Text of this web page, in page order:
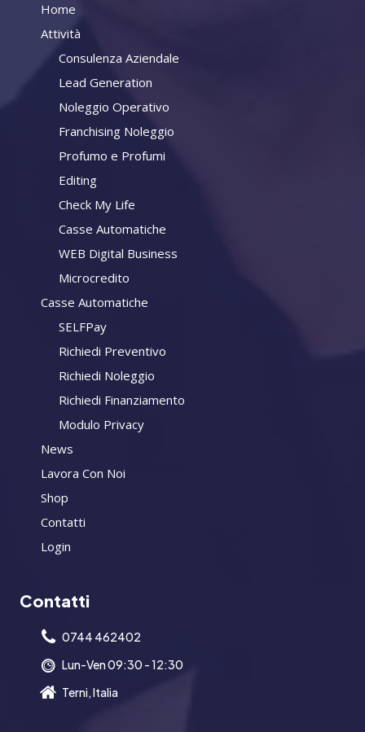
Home
Attività
Consulenza Aziendale
Lead Generation
Noleggio Operativo
Franchising Noleggio
Profumo e Profumi
Editing
Check My Life
Casse Automatiche
WEB Digital Business
Microcredito
Casse Automatiche
SELFPay
Richiedi Preventivo
Richiedi Noleggio
Richiedi Finanziamento
Modulo Privacy
News
Lavora Con Noi
Shop
Contatti
Login
Contatti
0744 462402
Lun-Ven 09:30 - 12:30
Terni, Italia